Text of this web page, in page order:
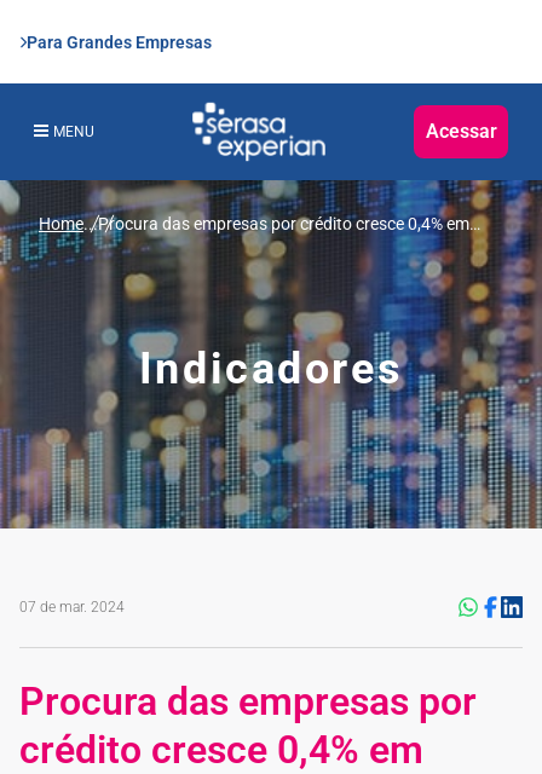
Para Grandes Empresas
MENU Acessar
Home...Procura das empresas por crédito cresce 0,4% em
janeiro, aponta Serasa Experian
Indicadores
07 de mar. 2024
Procura das empresas por
crédito cresce 0,4% em